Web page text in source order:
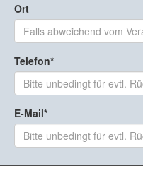
Ort
Telefon
E-Mail